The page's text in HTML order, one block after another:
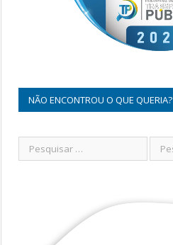
NÃO ENCONTROU O QUE QUERIA?